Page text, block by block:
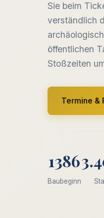
Sie beim
verständlich
öffentlichen
Stoßzeiten
Termine &
1386
Baubeginn